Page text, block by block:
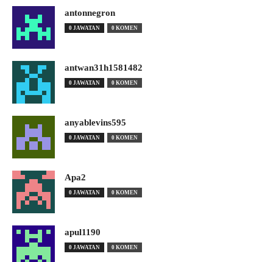
antonnegron
0 JAWATAN 0 KOMEN
antwan31h1581482
0 JAWATAN 0 KOMEN
anyablevins595
0 JAWATAN 0 KOMEN
Apa2
0 JAWATAN 0 KOMEN
apul1190
0 JAWATAN 0 KOMEN